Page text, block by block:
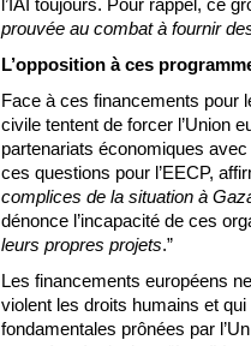
l’IAI toujours. Pour rappel, ce
prouvée au combat à fournir
L’opposition à ces
Face à ces financements pour
civile tentent de forcer l’Union
partenariats économiques
ces questions pour l’EECP,
complices de la situation à
dénonce l’incapacité de ces
leurs propres projets.”
Les financements européens
violent les droits humains et
fondamentales prônées par